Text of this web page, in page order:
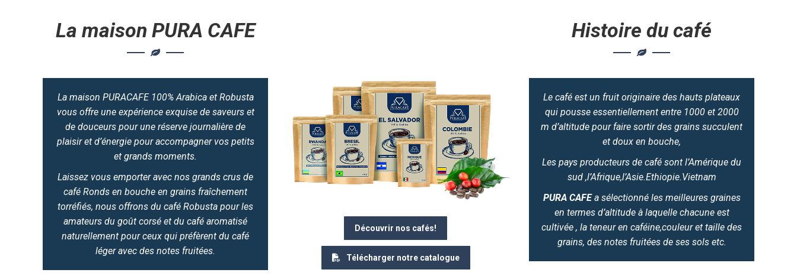
La maison PURA CAFE
La maison PURACAFE 100% Arabica et Robusta
vous offre une expérience exquise de saveurs et
de douceurs pour une réserve journalière de
plaisir et d’énergie pour accompagner vos petits
et grands moments.
Laissez vous emporter avec nos grands crus de
café Ronds en bouche en grains fraîchement
torréfiés, nous offrons du café Robusta pour les
amateurs du goût corsé et du café aromatisé
naturellement pour ceux qui préfèrent du café
léger avec des notes fruitées.
Découvrir nos cafés!
Télécharger notre catalogue
Histoire du café
Le café est un fruit originaire des hauts plateaux
qui pousse essentiellement entre 1000 et 2000
m d’altitude pour faire sortir des grains succulent
et doux en bouche,
Les pays producteurs de café sont l’Amérique du
sud ,l’Afrique,l’Asie.Ethiopie.Vietnam
PURA CAFEa sélectionné les meilleures graines
en termes d’altitude à laquelle chacune est
cultivée , la teneur en caféine,couleur et taille des
grains, des notes fruitées de ses sols etc.